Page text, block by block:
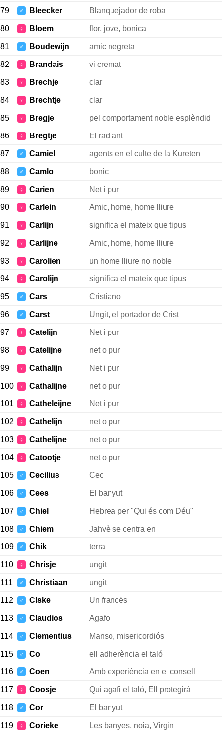
79 ♂ Bleecker Blanquejador de roba
80 ♀ Bloem flor, jove, bonica
81 ♂ Boudewijn amic negreta
82 ♀ Brandais vi cremat
83 ♀ Brechje clar
84 ♀ Brechtje clar
85 ♀ Bregje pel comportament noble esplèndid
86 ♀ Bregtje El radiant
87 ♂ Camiel agents en el culte de la Kureten
88 ♂ Camlo bonic
89 ♀ Carien Net i pur
90 ♀ Carlein Amic, home, home lliure
91 ♀ Carlijn significa el mateix que tipus
92 ♀ Carlijne Amic, home, home lliure
93 ♀ Carolien un home lliure no noble
94 ♀ Carolijn significa el mateix que tipus
95 ♂ Cars Cristiano
96 ♂ Carst Ungit, el portador de Crist
97 ♀ Catelijn Net i pur
98 ♀ Catelijne net o pur
99 ♀ Cathalijn Net i pur
100 ♀ Cathalijne net o pur
101 ♀ Catheleijne Net i pur
102 ♀ Cathelijn net o pur
103 ♀ Cathelijne net o pur
104 ♀ Catootje net o pur
105 ♂ Cecilius Cec
106 ♂ Cees El banyut
107 ♂ Chiel Hebrea per "Qui és com Déu"
108 ♂ Chiem Jahvè se centra en
109 ♂ Chik terra
110 ♀ Chrisje ungit
111 ♂ Christiaan ungit
112 ♂ Ciske Un francès
113 ♂ Claudios Agafo
114 ♂ Clementius Manso, misericordiós
115 ♂ Co ell adherència el taló
116 ♂ Coen Amb experiència en el consell
117 ♀ Coosje Qui agafi el taló, Ell protegirà
118 ♂ Cor El banyut
119 ♀ Corieke Les banyes, noia, Virgin